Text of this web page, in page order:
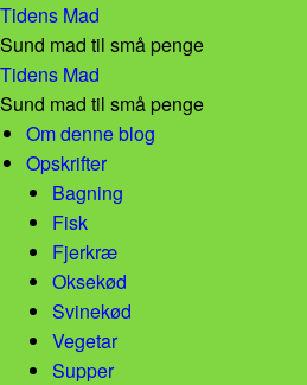
Tidens Mad
Sund mad til små penge
Uge 38 madplan! – Tidens Mad
Tidens Mad
Sund mad til små penge
Skip to content
Om denne blog
Opskrifter
Bagning
Fisk
Fjerkræ
Oksekød
Svinekød
Vegetar
Supper